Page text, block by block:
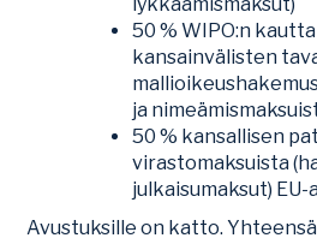
50 % WIPO:n
kansainvälisten
ja
50 % kansallisen
virastomaksuista
julkaisumaksut) EU-
Avustuksille on katto.